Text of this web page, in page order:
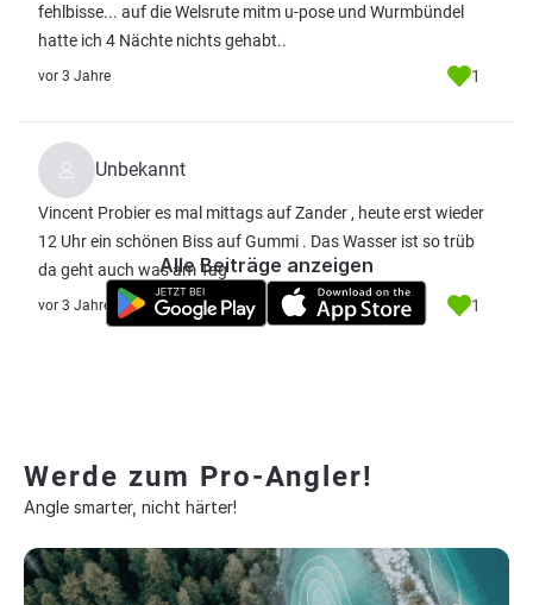
fehlbisse... auf die Welsrute mitm u-pose und Wurmbündel
hatte ich 4 Nächte nichts gehabt..
vor 3 Jahre 1
Unbekannt
Vincent Probier es mal mittags auf Zander , heute erst wieder
12 Uhr ein schönen Biss auf Gummi . Das Wasser ist so trüb
da geht auch was am Tag
vor 3 Jahre 1
Alle Beiträge anzeigen
Werde zum Pro-Angler!
Angle smarter, nicht härter!